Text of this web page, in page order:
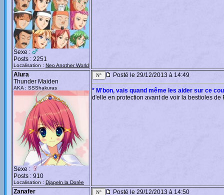
Sexe :
Posts : 2251
Localisation : Neo Another World
Alura
Thunder Maiden
AKA : SSShakuras
Sexe :
Posts : 910
Localisation : Djapeln la Dorée
Posté le 29/12/2013 à 14:49
* M'bon, vais quand même les aider sur ce
d'elle en protection avant de voir la bestioles de
Zanafer
Posté le 29/12/2013 à 14:50